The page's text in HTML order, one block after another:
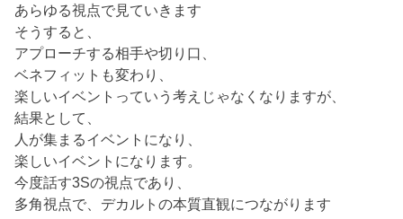
あらゆる視点で見ていきます
そうすると、
アプローチする相手や切り口、
ベネフィットも変わり、
楽しいイベントっていう考えじゃなくなりますが、
結果として、
人が集まるイベントになり、
楽しいイベントになります。
今度話す3Sの視点であり、
多角視点で、デカルトの本質直観につながります